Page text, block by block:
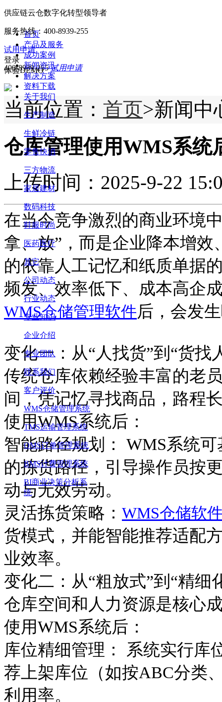
供应链云仓数字化转型领导者
服务热线： 400-8939-255
试用申请
登录
体验DEMO
首页
产品及服务
成功案例
新闻资讯
解决方案
资料下载
关于我们
生产制造
生鲜冷链
零售快消
三方物流
家居建材
数码科技
鞋服时尚
医药医疗
其它
公司动态
行业动态
专业知识
企业介绍
专业团队
联系我们
客户评价
WMS仓储管理系统
TMS运输管理系统
OMS订单管理系统
BMS计费管理系统
BI商业决策分析系
统
400-8939-255 试用申请
当前位置： 首页>新闻中
仓库管理使用WMS系统
上传时间：2025-9-22
在当今竞争激烈的商业环境
拿、放”，而是企业降本增
的依靠人工记忆和纸质单据
频发、效率低下、成本高企
WMS仓储管理软件后，会发
变化一：从“人找货”到“货找
传统仓库依赖经验丰富的老
间，凭记忆寻找商品，路程
使用WMS系统后：
智能路径规划：
WMS系统
的拣货路径，引导操作员按
动与无效劳动。
灵活拣货策略： WMS仓储软
货模式，并能智能推荐适配
业效率。
变化二 ：从“粗放式”到“精细
仓库空间和人力资源是核心
使用WMS系统后：
库位精细管理：
系统实行库
荐上架库位（如按ABC分类
利用率。